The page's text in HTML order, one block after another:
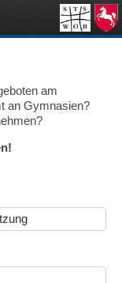
am
an Gymnasien?